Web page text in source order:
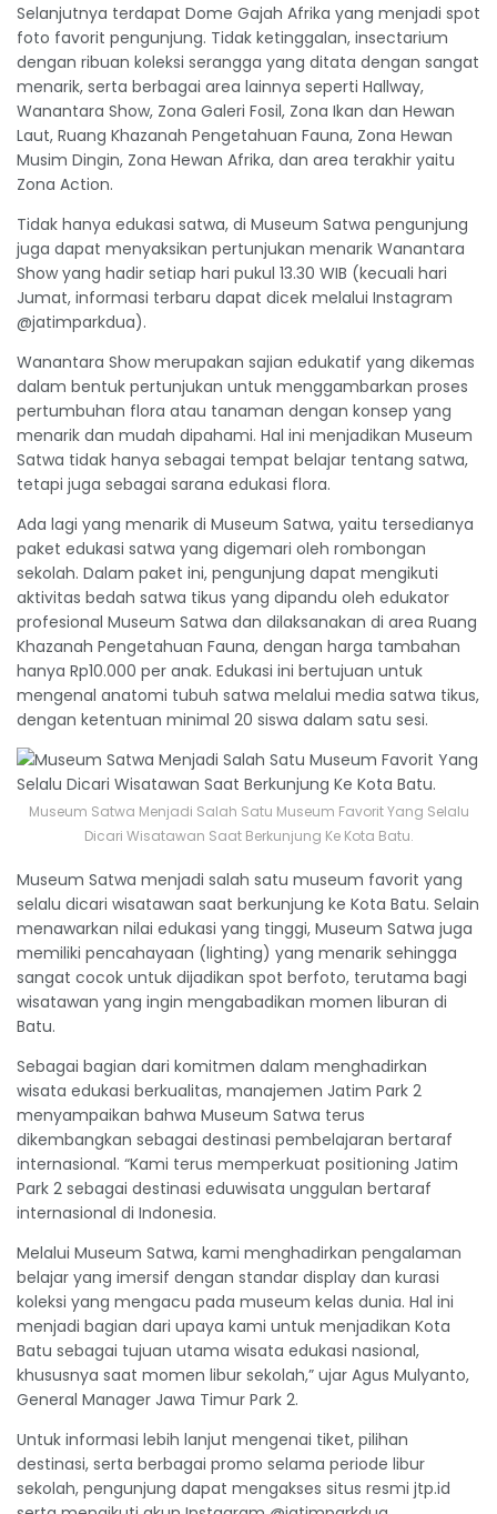
Selanjutnya terdapat Dome Gajah Afrika yang menjadi spot
foto favorit pengunjung. Tidak ketinggalan, insectarium
dengan ribuan koleksi serangga yang ditata dengan sangat
menarik, serta berbagai area lainnya seperti Hallway,
Wanantara Show, Zona Galeri Fosil, Zona Ikan dan Hewan
Laut, Ruang Khazanah Pengetahuan Fauna, Zona Hewan
Musim Dingin, Zona Hewan Afrika, dan area terakhir yaitu
Zona Action.
Tidak hanya edukasi satwa, di Museum Satwa pengunjung
juga dapat menyaksikan pertunjukan menarik Wanantara
Show yang hadir setiap hari pukul 13.30 WIB (kecuali hari
Jumat, informasi terbaru dapat dicek melalui Instagram
@jatimparkdua).
Wanantara Show merupakan sajian edukatif yang dikemas
dalam bentuk pertunjukan untuk menggambarkan proses
pertumbuhan flora atau tanaman dengan konsep yang
menarik dan mudah dipahami. Hal ini menjadikan Museum
Satwa tidak hanya sebagai tempat belajar tentang satwa,
tetapi juga sebagai sarana edukasi flora.
Ada lagi yang menarik di Museum Satwa, yaitu tersedianya
paket edukasi satwa yang digemari oleh rombongan
sekolah. Dalam paket ini, pengunjung dapat mengikuti
aktivitas bedah satwa tikus yang dipandu oleh edukator
profesional Museum Satwa dan dilaksanakan di area Ruang
Khazanah Pengetahuan Fauna, dengan harga tambahan
hanya Rp10.000 per anak. Edukasi ini bertujuan untuk
mengenal anatomi tubuh satwa melalui media satwa tikus,
dengan ketentuan minimal 20 siswa dalam satu sesi.
Museum Satwa Menjadi Salah Satu Museum Favorit Yang Selalu
Dicari Wisatawan Saat Berkunjung Ke Kota Batu.
Museum Satwa menjadi salah satu museum favorit yang
selalu dicari wisatawan saat berkunjung ke Kota Batu. Selain
menawarkan nilai edukasi yang tinggi, Museum Satwa juga
memiliki pencahayaan (lighting) yang menarik sehingga
sangat cocok untuk dijadikan spot berfoto, terutama bagi
wisatawan yang ingin mengabadikan momen liburan di
Batu.
Sebagai bagian dari komitmen dalam menghadirkan
wisata edukasi berkualitas, manajemen Jatim Park 2
menyampaikan bahwa Museum Satwa terus
dikembangkan sebagai destinasi pembelajaran bertaraf
internasional. “Kami terus memperkuat positioning Jatim
Park 2 sebagai destinasi eduwisata unggulan bertaraf
internasional di Indonesia.
Melalui Museum Satwa, kami menghadirkan pengalaman
belajar yang imersif dengan standar display dan kurasi
koleksi yang mengacu pada museum kelas dunia. Hal ini
menjadi bagian dari upaya kami untuk menjadikan Kota
Batu sebagai tujuan utama wisata edukasi nasional,
khususnya saat momen libur sekolah,” ujar Agus Mulyanto,
General Manager Jawa Timur Park 2.
Untuk informasi lebih lanjut mengenai tiket, pilihan
destinasi, serta berbagai promo selama periode libur
sekolah, pengunjung dapat mengakses situs resmi jtp.id